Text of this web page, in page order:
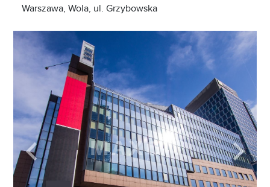
Warszawa, Wola, ul. Grzybowska